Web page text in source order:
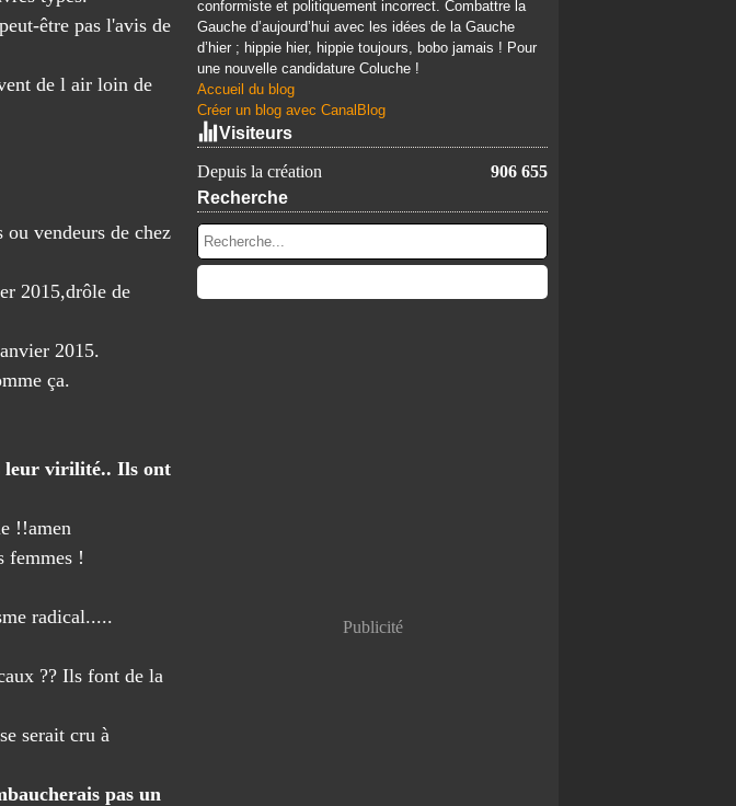
être pas l'avis de
de l air loin de
vendeurs de chez
2015,drôle de
2015.
ça.
leur virilité.. Ils ont
!!amen
femmes !
radical.....
?? Ils font de la
serait cru à
pas un
conformiste et politiquement incorrect. Combattre la
Gauche d’aujourd’hui avec les idées de la Gauche
d’hier ; hippie hier, hippie toujours, bobo jamais ! Pour
une nouvelle candidature Coluche !
Accueil du blog
Créer un blog avec CanalBlog
Visiteurs
Depuis la création
906 655
Recherche
Publicité